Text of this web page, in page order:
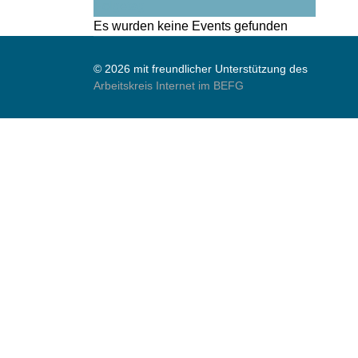
Es wurden keine Events gefunden
© 2026 mit freundlicher Unterstützung des
Arbeitskreis Internet im BEFG